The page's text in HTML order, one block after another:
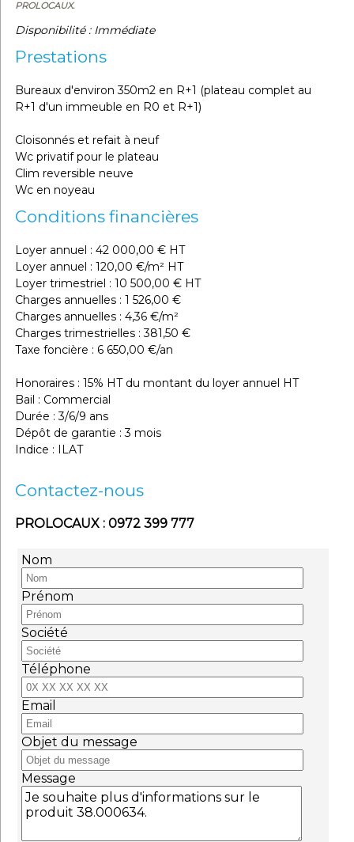
PROLOCAUX.
Disponibilité : Immédiate
Prestations
Bureaux d'environ 350m2 en R+1 (plateau complet au
R+1 d'un immeuble en R0 et R+1)
Cloisonnés et refait à neuf
Wc privatif pour le plateau
Clim reversible neuve
Wc en noyeau
Conditions financières
Loyer annuel : 42 000,00 € HT
Loyer annuel : 120,00 €/m² HT
Loyer trimestriel : 10 500,00 € HT
Charges annuelles : 1 526,00 €
Charges annuelles : 4,36 €/m²
Charges trimestrielles : 381,50 €
Taxe foncière : 6 650,00 €/an
Honoraires : 15% HT du montant du loyer annuel HT
Bail : Commercial
Durée : 3/6/9 ans
Dépôt de garantie : 3 mois
Indice : ILAT
Contactez-nous
PROLOCAUX : 0972 399 777
Nom
Prénom
Société
Téléphone
Email
Objet du message
Message